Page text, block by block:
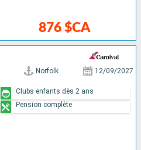
876 $CA
Norfolk 12/09/2027
Clubs enfants dès 2 ans
Pension complète